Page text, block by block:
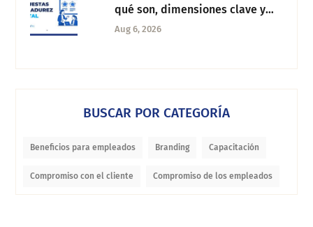
qué son, dimensiones clave y
cómo aplicarlas
Aug 6, 2026
BUSCAR POR CATEGORÍA
Beneficios para empleados Branding Capacitación
Compromiso con el cliente Compromiso de los empleados